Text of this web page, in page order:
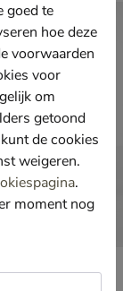
- zwart
goed te
hoe deze
voorwaarden
voor
om
getoond
de cookies
weigeren.
.
moment nog